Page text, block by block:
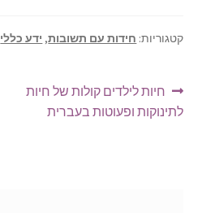
קטגוריות: חידות עם תשובות, ידע כללי
ניווט
הפוסט
הקודם:
חיות לילדים קולות של חיות
לתינוקות ופעוטות בעברית